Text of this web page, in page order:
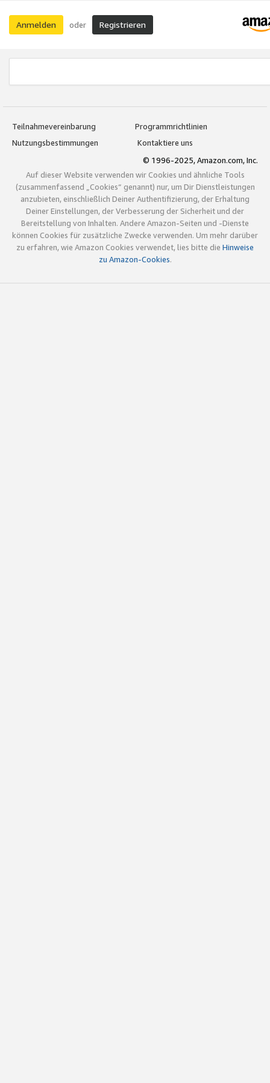
Anmelden oder Registrieren
Teilnahmevereinbarung
Programmrichtlinien
Nutzungsbestimmungen
Kontaktiere uns
© 1996-2025, Amazon.com, Inc.
Auf dieser Website verwenden wir Cookies und ähnliche Tools
(zusammenfassend „Cookies“ genannt) nur, um Dir Dienstleistungen
anzubieten, einschließlich Deiner Authentifizierung, der Erhaltung
Deiner Einstellungen, der Verbesserung der Sicherheit und der
Bereitstellung von Inhalten. Andere Amazon-Seiten und -Dienste
können Cookies für zusätzliche Zwecke verwenden. Um mehr darüber
zu erfahren, wie Amazon Cookies verwendet, lies bitte die Hinweise
zu Amazon-Cookies.